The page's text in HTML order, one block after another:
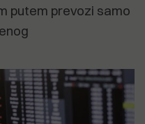
putem prevozi samo